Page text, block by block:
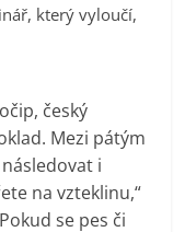
který vyloučí,
český
Mezi pátým
i
na vzteklinu,“
se pes či